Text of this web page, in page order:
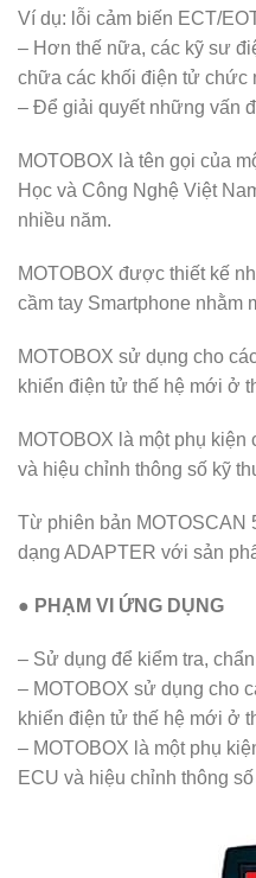
Ví dụ: lỗi cảm biến ECT/
– Hơn thế nữa, các kỹ sư
chữa các khối điện tử chức
– Để giải quyết những vấn
MOTOBOX là tên gọi của
Học và Công Nghệ Việt
nhiều năm.
MOTOBOX được thiết kế
cầm tay Smartphone nhằm
MOTOBOX sử dụng cho
khiển điện tử thế hệ mới ở
MOTOBOX là một phụ
và hiệu chỉnh thông số kỹ
Từ phiên bản MOTOSCAN
dạng ADAPTER với sản
● PHẠM VI ỨNG DỤNG
– Sử dụng để kiểm tra,
– MOTOBOX sử dụng cho
khiển điện tử thế hệ mới ở
– MOTOBOX là một phụ
ECU và hiệu chỉnh thông